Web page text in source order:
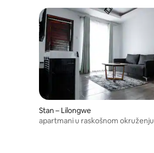
Stan – Lilongwe
apartmani u raskošnom okruženju